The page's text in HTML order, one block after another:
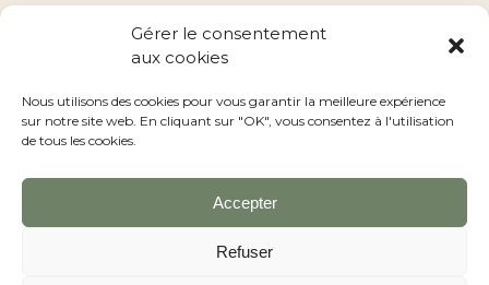
Gérer le consentement
aux cookies
Nous utilisons des cookies pour vous garantir la meilleure expérience
sur notre site web. En cliquant sur "OK", vous consentez à l'utilisation
de tous les cookies.
Accepter
Refuser
Conditions générales–Nos revendeurs
facebook instagram